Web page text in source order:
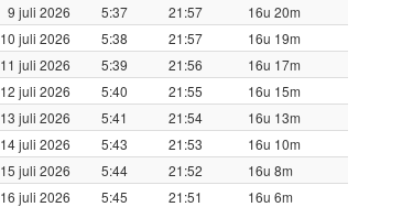
9 juli 2026
5:37 21:57
16u 20m
10 juli 2026
5:38 21:57
16u 19m
11 juli 2026
5:39 21:56
16u 17m
12 juli 2026
5:40 21:55
16u 15m
13 juli 2026
5:41 21:54
16u 13m
14 juli 2026
5:43 21:53
16u 10m
15 juli 2026
5:44 21:52
16u 8m
16 juli 2026
5:45 21:51
16u 6m